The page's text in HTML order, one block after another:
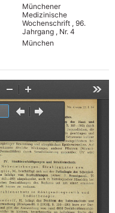
Münchener
Medizinische
Wochenschrift , 96.
Jahrgang , Nr. 4
München